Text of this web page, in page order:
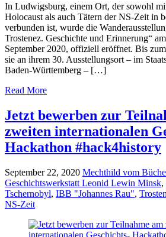
In Ludwigsburg, einem Ort, der sowohl
Holocaust als auch Tätern der NS-Zeit in
verbunden ist, wurde die
Trostenez. Geschichte und Erinnerung“
September 2020, offiziell eröffnet. Bis
sie an ihrem 30. Ausstellungsort – im
Baden-Württemberg – […]
Read More
Jetzt bewerben zur
zweiten internationalen
Hackathon #hack4history
September 22, 2020 Mechthild vom
Geschichtswerkstatt Leonid Lewin Minsk,
Tschernobyl, IBB "Johannes Rau",
NS-Zeit